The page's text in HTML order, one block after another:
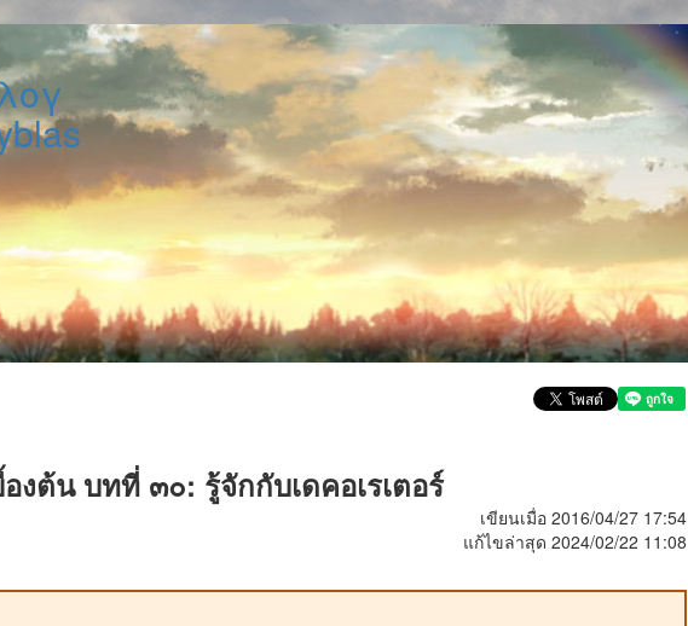
งต้น บทที่ ๓๐: รู้จักกับเดคอเรเตอร์
เขียนเมื่อ 2016/04/27 17:54
แก้ไขล่าสุด 2024/02/22 11:08